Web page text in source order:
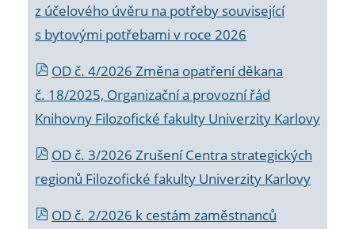
z účelového úvěru na potřeby související
s bytovými potřebami v roce 2026
OD č. 4/2026 Změna opatření děkana
č. 18/2025, Organizační a provozní řád
Knihovny Filozofické fakulty Univerzity Karlovy
OD č. 3/2026 Zrušení Centra strategických
regionů Filozofické fakulty Univerzity Karlovy
OD č. 2/2026 k cestám zaměstnanců